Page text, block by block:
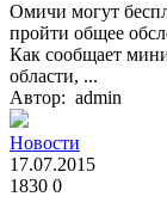
Омичи могут
пройти общее
Как сообщает
области, ...
Автор: admin
Новости
17.07.2015
1830 0